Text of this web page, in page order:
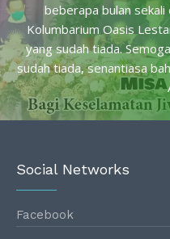
beberapa bulan sekali
Kolumbarium Oasis
yang sudah tiada.
sudah tiada, senantiasa
Social Networks
Facebook